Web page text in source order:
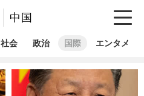
中国
社会 政治 国際 エンタメ